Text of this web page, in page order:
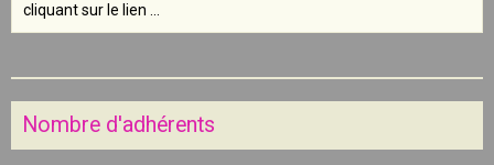
cliquant sur le lien ...
Nombre d'adhérents